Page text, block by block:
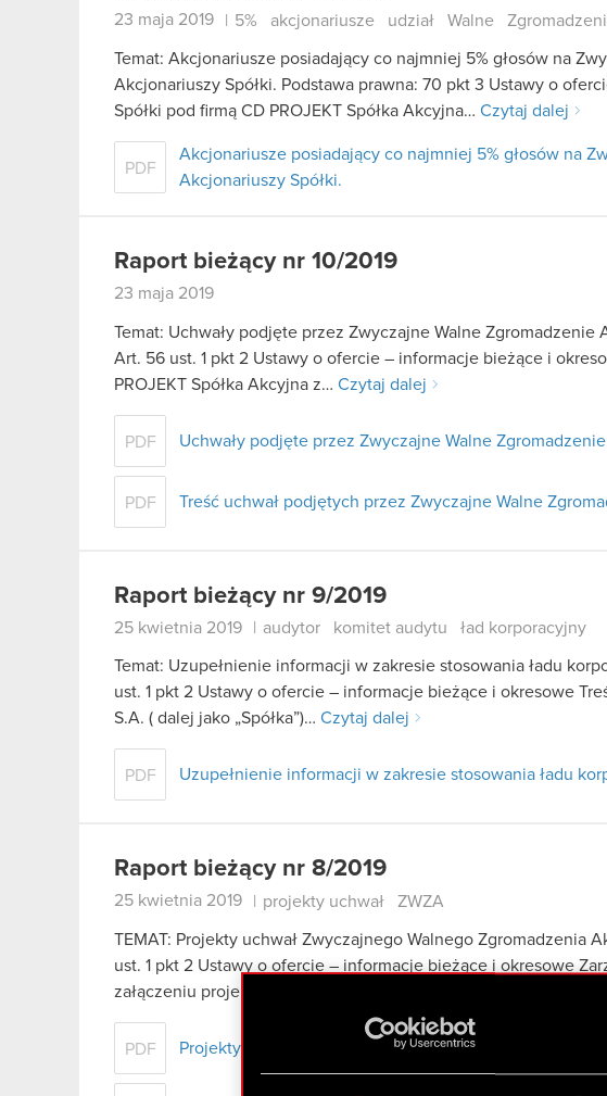
23 maja 2019 5% akcjonariusze udział Walne
Temat: Akcjonariusze posiadający co najmniej 5% głosów na
Akcjonariuszy Spółki. Podstawa prawna: 70 pkt 3 Ustawy o
Spółki pod firmą CD PROJEKT Spółka Akcyjna… Czytaj dalej
PDF
Akcjonariusze posiadający co najmniej 5% głosów na
Akcjonariuszy Spółki.
Raport bieżący nr 10/2019
23 maja 2019
Temat: Uchwały podjęte przez Zwyczajne Walne Zgromadzenie
Art. 56 ust. 1 pkt 2 Ustawy o ofercie – informacje bieżące i
PROJEKT Spółka Akcyjna z… Czytaj dalej
PDF Uchwały podjęte przez Zwyczajne Walne
PDF Treść uchwał podjętych przez Zwyczajne Walne
Raport bieżący nr 9/2019
25 kwietnia 2019 audytor komitet audytu ład korporacyjny
Temat: Uzupełnienie informacji w zakresie stosowania ładu
ust. 1 pkt 2 Ustawy o ofercie – informacje bieżące i okresowe
S.A. ( dalej jako „Spółka”)… Czytaj dalej
PDF Uzupełnienie informacji w zakresie stosowania ładu
Raport bieżący nr 8/2019
25 kwietnia 2019 projekty uchwał ZWZA
TEMAT: Projekty uchwał Zwyczajnego Walnego Zgromadzenia
ust. 1 pkt 2 Ustawy o ofercie – informacje bieżące i okresowe
załączeniu projekty uchwał Zwyczajnego Walnego
PDF Projekty uchwał Zwyczajnego Walnego Zgromadzenia